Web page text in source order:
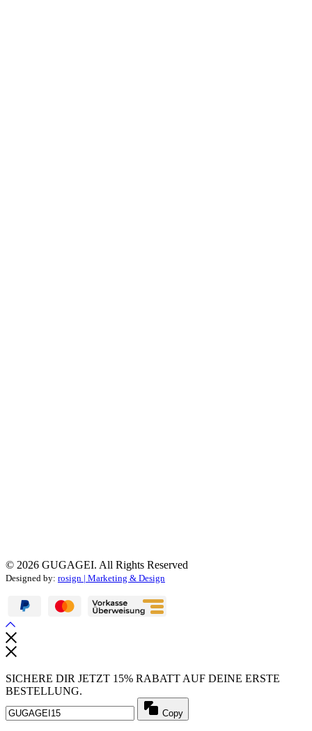
© 2026 GUGAGEI. All Rights Reserved
Designed by: rosign | Marketing & Design
SICHERE DIR JETZT 15% RABATT AUF DEINE ERSTE
BESTELLUNG.
Copy